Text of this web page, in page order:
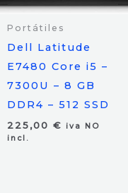
Portátiles
Dell Latitude
E7480 Core i5 –
7300U – 8 GB
DDR4 – 512 SSD
225,00 €
iva NO
incl.